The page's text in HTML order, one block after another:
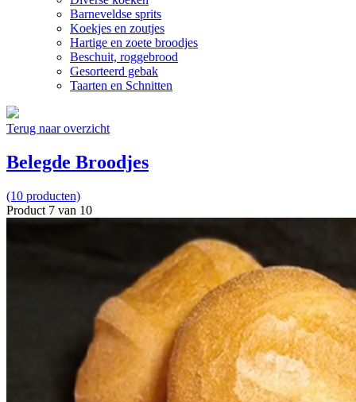
Barneveldse sprits
Koekjes en zoutjes
Hartige en zoete broodjes
Beschuit, roggebrood
Gesorteerd gebak
Taarten en Schnitten
Terug naar overzicht
Belegde Broodjes
(10 producten)
Product 7 van 10